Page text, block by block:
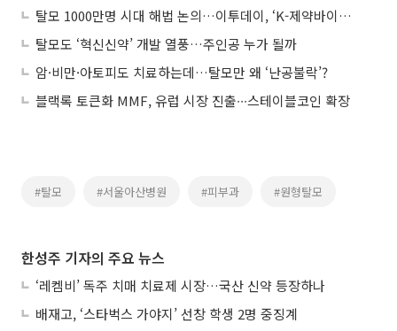
탈모 1000만명 시대 해법 논의…이투데이, ‘K-제약바이오포럼 2026’ 개최
탈모도 ‘혁신신약’ 개발 열풍…주인공 누가 될까
암·비만·아토피도 치료하는데…탈모만 왜 ‘난공불락’?
블랙록 토큰화 MMF, 유럽 시장 진출∙∙∙스테이블코인 확장
#탈모 #서울아산병원 #피부과 #원형탈모
한성주 기자의 주요 뉴스
‘레켐비’ 독주 치매 치료제 시장…국산 신약 등장하나
배재고, ‘스타벅스 가야지’ 선창 학생 2명 중징계